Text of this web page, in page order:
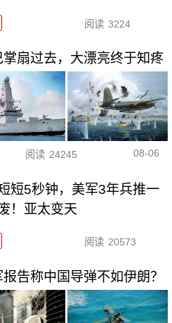
阅读 3224
扇过去，大漂亮终于知疼
阅读 24245 08-06
短5秒钟，美军3年兵推一
！亚太变天
阅读 20573
告称中国导弹不如伊朗？